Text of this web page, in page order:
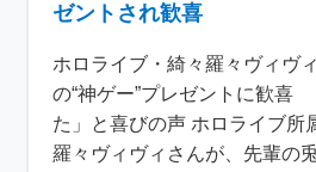
ゼントされ歓喜
ホロライブ・綺々羅々ヴィヴ
の“神ゲー”プレゼントに歓喜
た」と喜びの声 ホロライブ所
羅々ヴィヴィさんが、先輩の